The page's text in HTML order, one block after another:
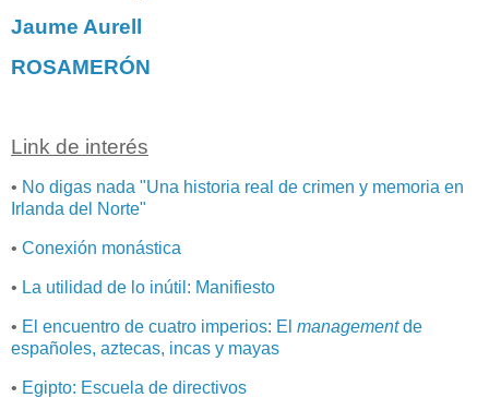
Jaume Aurell
ROSAMERÓN
Link de interés
• No digas nada "Una historia real de crimen y memoria en
Irlanda del Norte"
• Conexión monástica
• La utilidad de lo inútil: Manifiesto
• El encuentro de cuatro imperios: El managementde
españoles, aztecas, incas y mayas
• Egipto: Escuela de directivos